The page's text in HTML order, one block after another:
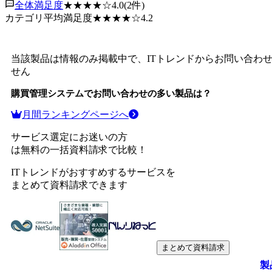
全体満足度★★★★☆4.0(2件)
カテゴリ平均満足度★★★★☆4.2
当該製品は情報のみ掲載中で、ITトレンドからお問い合わ
せん
購買管理システムでお問い合わせの多い製品は？
月間ランキングページへ
サービス選定にお迷いの方
は無料の一括資料請求で比較！
ITトレンドがおすすめするサービスを
まとめて資料請求できます
まとめて資料請求
製